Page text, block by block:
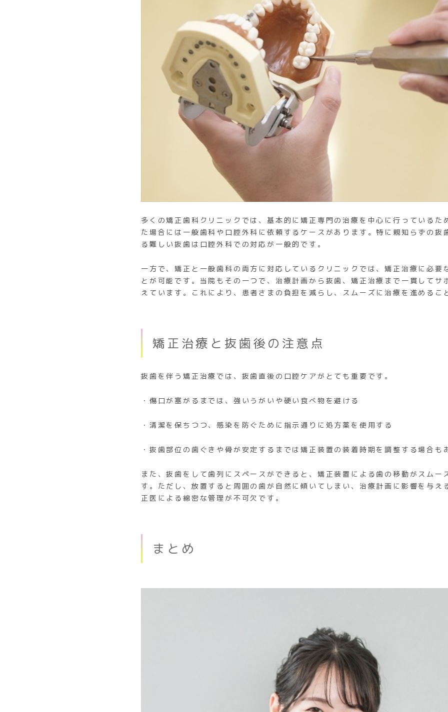
多くの矯正歯科クリニックでは、基本的に矯正専門の治療を中心に行っているた
た場合には一般歯科や口腔外科に依頼するケースがあります。特に親知らずの抜
る難しい抜歯は口腔外科での対応が一般的です。
一方で、矯正と一般歯科の両方に対応しているクリニックでは、矯正治療に必要
とが可能です。当院もその一つで、治療計画から抜歯、矯正治療まで一貫してサ
えています。これにより、患者さまの負担を減らし、スムーズに治療を進めるこ
矯正治療と抜歯後の注意点
抜歯を伴う矯正治療では、抜歯直後の口腔ケアがとても重要です。
・傷口が塞がるまでは、強いうがいや硬い食べ物を避ける
・清潔を保ちつつ、感染を防ぐために指示通りに処方薬を使用する
・抜歯部位の歯ぐきや骨が安定するまでは矯正装置の装着時期を調整する場合も
また、抜歯をして歯列にスペースができると、矯正装置による歯の移動がスムー
す。ただし、放置すると周囲の歯が自然に傾いてしまい、治療計画に影響を与え
正医による綿密な管理が不可欠です。
まとめ